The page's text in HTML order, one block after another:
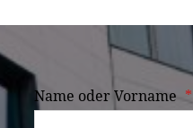
Name oder Vorname *